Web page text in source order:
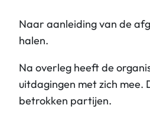
Naar aanleiding van de
halen.
Na overleg heeft de
uitdagingen met zich
betrokken partijen.